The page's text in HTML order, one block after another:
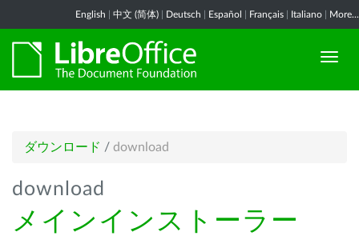
English 中文 (简体) Deutsch Español Français Italiano More...
ダウンロード / download
download
メインインストーラー